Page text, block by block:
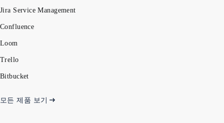
Jira Service Management
Confluence
Loom
Trello
Bitbucket
모든 제품 보기